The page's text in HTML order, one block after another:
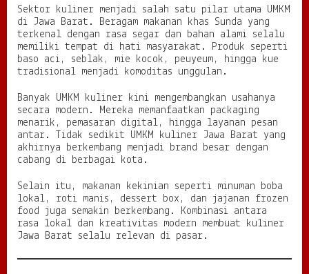
Sektor kuliner menjadi salah satu pilar utama UMKM
di Jawa Barat. Beragam makanan khas Sunda yang
terkenal dengan rasa segar dan bahan alami selalu
memiliki tempat di hati masyarakat. Produk seperti
baso aci, seblak, mie kocok, peuyeum, hingga kue
tradisional menjadi komoditas unggulan.
Banyak UMKM kuliner kini mengembangkan usahanya
secara modern. Mereka memanfaatkan packaging
menarik, pemasaran digital, hingga layanan pesan
antar. Tidak sedikit UMKM kuliner Jawa Barat yang
akhirnya berkembang menjadi brand besar dengan
cabang di berbagai kota.
Selain itu, makanan kekinian seperti minuman boba
lokal, roti manis, dessert box, dan jajanan frozen
food juga semakin berkembang. Kombinasi antara
rasa lokal dan kreativitas modern membuat kuliner
Jawa Barat selalu relevan di pasar.